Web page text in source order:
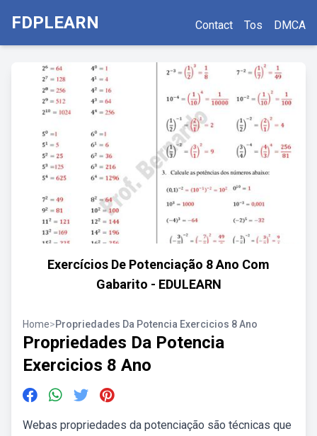
FDPLEARN Contact Tos DMCA
Exercícios De Potenciação 8 Ano Com
Gabarito - EDULEARN
Home>Propriedades Da Potencia Exercicios 8 Ano
Propriedades Da Potencia
Exercicios 8 Ano
Webas propriedades da potenciação são técnicas que